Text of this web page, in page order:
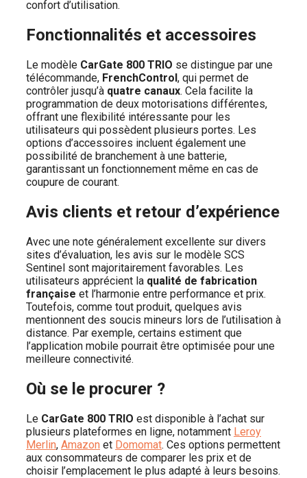
confort d’utilisation.
Fonctionnalités et accessoires
Le modèle CarGate 800 TRIO se distingue par une
télécommande, FrenchControl , qui permet de
contrôler jusqu’à quatre canaux. Cela facilite la
programmation de deux motorisations différentes,
offrant une flexibilité intéressante pour les
utilisateurs qui possèdent plusieurs portes. Les
options d’accessoires incluent également une
possibilité de branchement à une batterie,
garantissant un fonctionnement même en cas de
coupure de courant.
Avis clients et retour d’expérience
Avec une note généralement excellente sur divers
sites d’évaluation, les avis sur le modèle SCS
Sentinel sont majoritairement favorables. Les
utilisateurs apprécient la qualité de fabrication
française et l’harmonie entre performance et prix.
Toutefois, comme tout produit, quelques avis
mentionnent des soucis mineurs lors de l’utilisation à
distance. Par exemple, certains estiment que
l’application mobile pourrait être optimisée pour une
meilleure connectivité.
Où se le procurer ?
Le CarGate 800 TRIO est disponible à l’achat sur
plusieurs plateformes en ligne, notamment Leroy
Merlin, Amazon et Domomat. Ces options permettent
aux consommateurs de comparer les prix et de
choisir l’emplacement le plus adapté à leurs besoins.